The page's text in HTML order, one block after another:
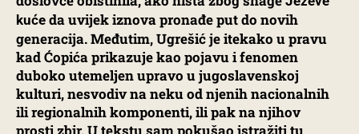
kuće da uvijek iznova pronađe put do novih
generacija. Međutim, Ugrešić je itekako u pravu
kad Ćopića prikazuje kao pojavu i fenomen
duboko utemeljen upravo u jugoslavenskoj
kulturi, nesvodiv na neku od njenih nacionalnih
ili regionalnih komponenti, ili pak na njihov
prosti zbir. U tekstu sam pokušao istražiti tu